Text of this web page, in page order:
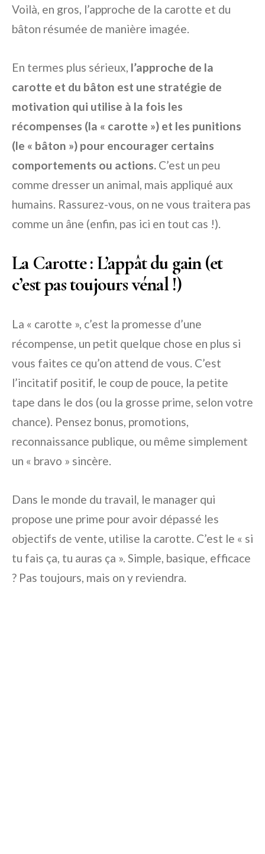
Voilà, en gros, l’approche de la carotte et du
bâton résumée de manière imagée.
En termes plus sérieux, l’approche de la
carotte et du bâton est une stratégie de
motivation qui utilise à la fois les
récompenses (la « carotte ») et les punitions
(le « bâton ») pour encourager certains
comportements ou actions. C’est un peu
comme dresser un animal, mais appliqué aux
humains. Rassurez-vous, on ne vous traitera pas
comme un âne (enfin, pas ici en tout cas !).
La Carotte : L’appât du gain (et
c’est pas toujours vénal !)
La « carotte », c’est la promesse d’une
récompense, un petit quelque chose en plus si
vous faites ce qu’on attend de vous. C’est
l’incitatif positif, le coup de pouce, la petite
tape dans le dos (ou la grosse prime, selon votre
chance). Pensez bonus, promotions,
reconnaissance publique, ou même simplement
un « bravo » sincère.
Dans le monde du travail, le manager qui
propose une prime pour avoir dépassé les
objectifs de vente, utilise la carotte. C’est le « si
tu fais ça, tu auras ça ». Simple, basique, efficace
? Pas toujours, mais on y reviendra.